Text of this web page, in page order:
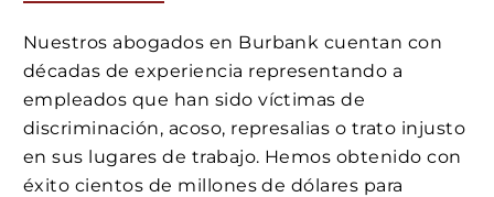
Nuestros abogados en Burbank cuentan con
décadas de experiencia representando a
empleados que han sido víctimas de
discriminación, acoso, represalias o trato injusto
en sus lugares de trabajo. Hemos obtenido con
éxito cientos de millones de dólares para